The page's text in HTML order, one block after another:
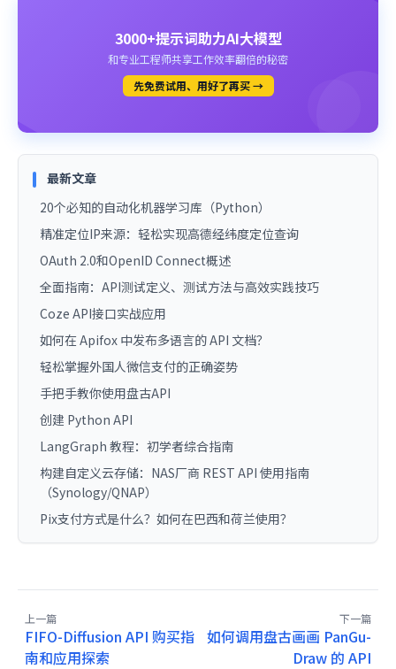
3000+提示词助力AI大模型
和专业工程师共享工作效率翻倍的秘密
先免费试用、用好了再买 →
最新文章
20个必知的自动化机器学习库（Python）
精准定位IP来源：轻松实现高德经纬度定位查询
OAuth 2.0和OpenID Connect概述
全面指南：API测试定义、测试方法与高效实践技巧
Coze API接口实战应用
如何在 Apifox 中发布多语言的 API 文档？
轻松掌握外国人微信支付的正确姿势
手把手教你使用盘古API
创建 Python API
LangGraph 教程：初学者综合指南
构建自定义云存储：NAS厂商 REST API 使用指南
（Synology/QNAP）
Pix支付方式是什么？如何在巴西和荷兰使用？
上一篇
FIFO-Diffusion API 购买指
南和应用探索
下一篇
如何调用盘古画画 PanGu-
Draw 的 API